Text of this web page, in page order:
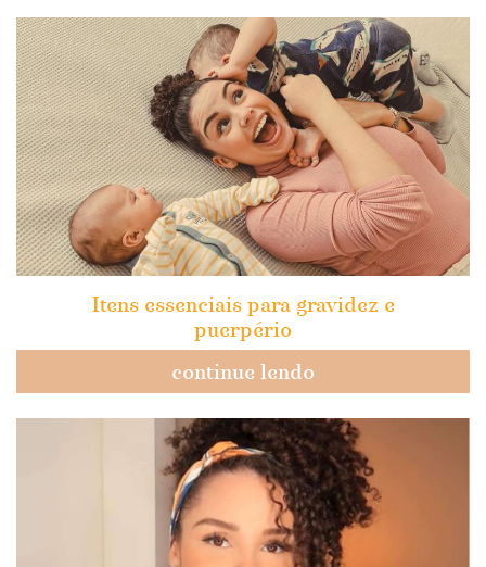
Itens essenciais para gravidez e
puerpério
continue lendo